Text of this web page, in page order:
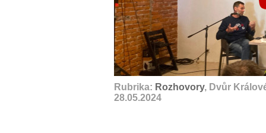
Rubrika: Rozhovory, Dvůr
28.05.2024